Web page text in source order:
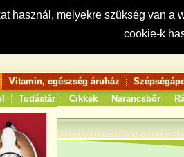
használ, melyekre szükség van
cookie-k
Keresés:
Vitamin, egészség áruház
Tudástár Cikkek Narancsbőr